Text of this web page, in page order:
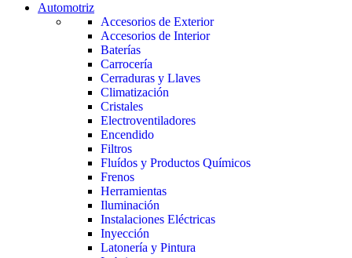
Automotriz
Accesorios de Exterior
Accesorios de Interior
Baterías
Carrocería
Cerraduras y Llaves
Climatización
Cristales
Electroventiladores
Encendido
Filtros
Fluídos y Productos Químicos
Frenos
Herramientas
Iluminación
Instalaciones Eléctricas
Inyección
Latonería y Pintura